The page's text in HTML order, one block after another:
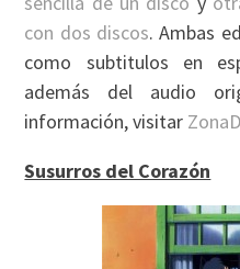
con dos discos. Ambas
como subtitulos en
además del audio
información, visitar
Susurros del Corazón